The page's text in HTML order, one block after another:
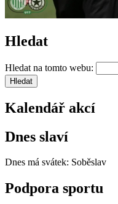
Hledat
Hledat na tomto webu:
Kalendář akcí
Dnes slaví
Dnes má svátek: Soběslav
Podpora sportu